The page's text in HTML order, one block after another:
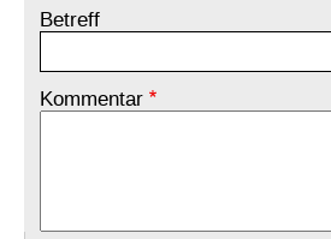
Betreff
Kommentar